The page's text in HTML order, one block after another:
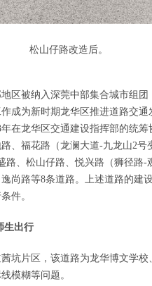
松山仔路改造后。
区被纳入深莞中部集合城市组
成为新时期龙华区推进道路交
在龙华区交通建设指挥部的统
、福花路（龙澜大道-九龙山2号
路、松山仔路、悦兴路（狮径路
尚路等8条道路。上述道路的建
件。
生出行
坑片区，该道路为龙华博文学
模糊等问题。